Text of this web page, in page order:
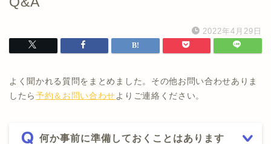
2022年4月29日
よく聞かれる質問をまとめました。その他お問い合わせありま
したら予約＆お問い合わせよりご連絡ください。
何か事前に準備しておくことはあります